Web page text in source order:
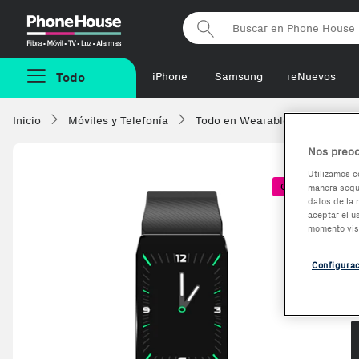
Phonehouse
Todo iPhone Samsung reNuevos
Inicio Móviles y Telefonía Todo en Wearables
Coste + 1€
Nos
Utilizamos
manera
datos de la
aceptar el
momento